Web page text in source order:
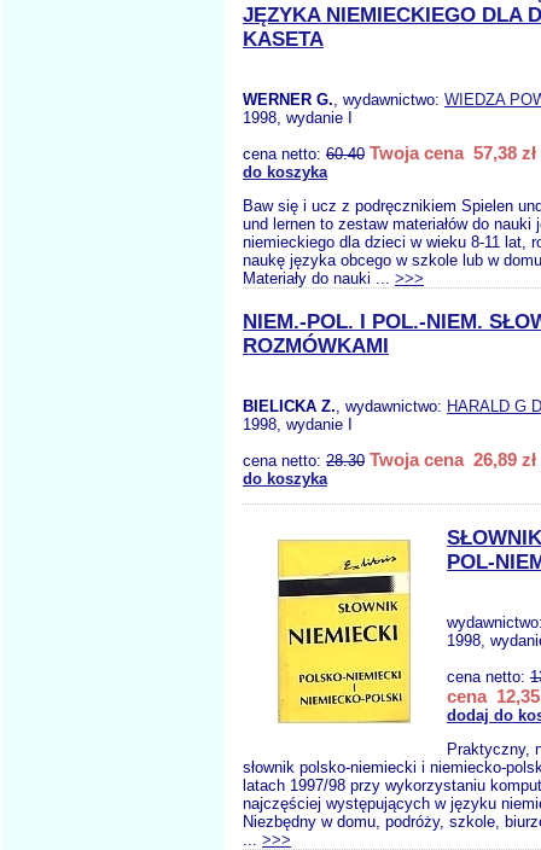
JĘZYKA NIEMIECKIEGO DLA
KASETA
WERNER G., wydawnictwo: WIEDZA
1998, wydanie I
cena netto: 60.40 Twoja cena 57,38 zł
do koszyka
Baw się i ucz z podręcznikiem Spielen
und lernen to zestaw materiałów do nauki
niemieckiego dla dzieci w wieku 8-11 lat,
naukę języka obcego w szkole lub w
Materiały do nauki ... >>>
NIEM.-POL. I POL.-NIEM.
ROZMÓWKAMI
BIELICKA Z., wydawnictwo: HARALD G
1998, wydanie I
cena netto: 28.30 Twoja cena 26,89 zł
do koszyka
POL-
1998,
cena netto:
cena 12,35
dodaj do
Praktyczny,
słownik polsko-niemiecki i niemiecko-
latach 1997/98 przy wykorzystaniu
najczęściej występujących w języku
Niezbędny w domu, podróży, szkole,
... >>>